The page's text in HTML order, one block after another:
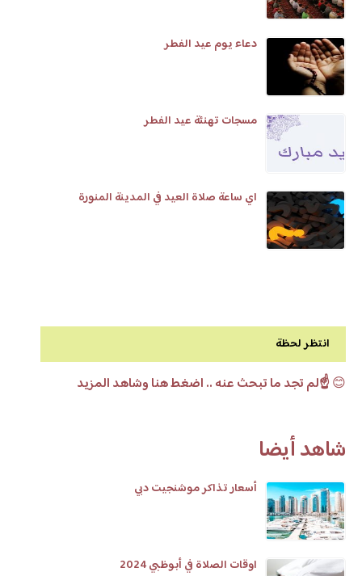
دعاء يوم عيد الفطر
مسجات تهنئة عيد الفطر
اي ساعة صلاة العيد في المدينة المنورة
انتظر لحظة
😊☝️لم تجد ما تبحث عنه .. اضغط هنا وشاهد المزيد
شاهد أيضا
أسعار تذاكر موشنجيت دبي
اوقات الصلاة في أبوظبي 2024